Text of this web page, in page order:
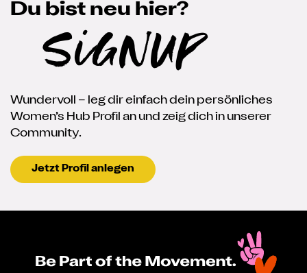
Du bist neu hier?
SignUp
Wundervoll – leg dir einfach dein persönliches
Women’s Hub Profil an und zeig dich in unserer
Community.
Jetzt Profil anlegen